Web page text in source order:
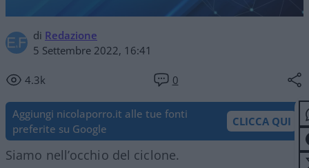
di Redazione
5 Settembre 2022, 16:41
4.3k 0
Aggiungi nicolaporro.it alle tue fonti
preferite su Google
CLICCA QUI
Siamo nell’occhio del ciclone.